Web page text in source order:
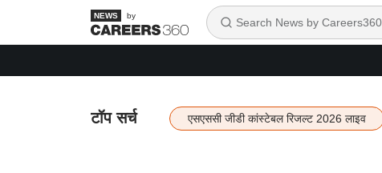
by
टॉप सर्च एसएससी जीडी कांस्टेबल रिजल्ट 2026 लाइव